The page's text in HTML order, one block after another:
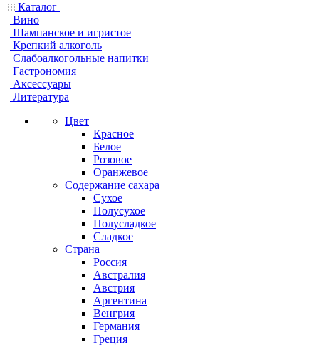
Каталог
Вино
Шампанское и игристое
Крепкий алкоголь
Слабоалкогольные напитки
Гастрономия
Аксессуары
Литература
Цвет
Красное
Белое
Розовое
Оранжевое
Содержание сахара
Сухое
Полусухое
Полусладкое
Сладкое
Страна
Россия
Австралия
Австрия
Аргентина
Венгрия
Германия
Греция